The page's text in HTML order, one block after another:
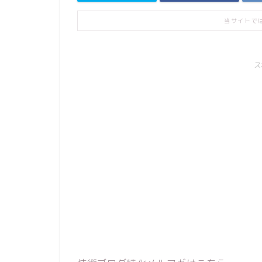
当サイトで